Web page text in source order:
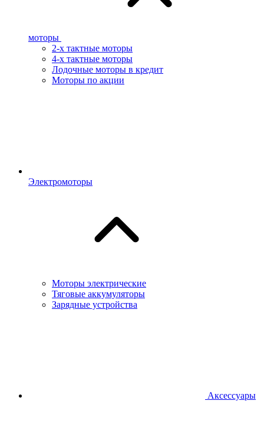
моторы
2-х тактные моторы
4-х тактные моторы
Лодочные моторы в кредит
Моторы по акции
Электромоторы
Моторы электрические
Тяговые аккумуляторы
Зарядные устройства
Аксессуары